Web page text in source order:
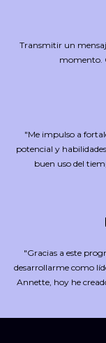
Transmitir un
momento.
"Me impulso a
potencial y
buen uso del
"Gracias a este
desarrollarme como
Annette, hoy he